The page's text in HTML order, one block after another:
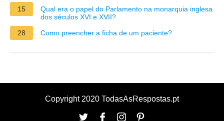
15
Qual era o papel do Parlamento na monarquia inglesa
dos séculos XVI e XVII?
28
Como preencher a ficha de um paciente?
Copyright 2020 TodasAsRespostas.pt